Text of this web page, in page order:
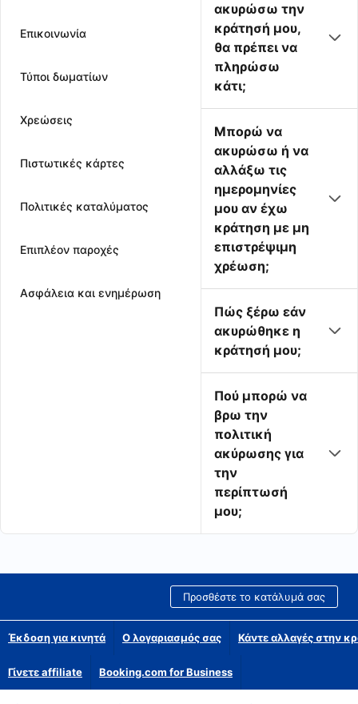
Επικοινωνία
Τύποι δωματίων
Χρεώσεις
Πιστωτικές κάρτες
Πολιτικές καταλύματος
Επιπλέον παροχές
Ασφάλεια και ενημέρωση
ακυρώσω την
κράτησή μου,
θα πρέπει να
πληρώσω
κάτι;
Μπορώ να
ακυρώσω ή να
αλλάξω τις
ημερομηνίες
μου αν έχω
κράτηση με μη
επιστρέψιμη
χρέωση;
Πώς ξέρω εάν
ακυρώθηκε η
κράτησή μου;
Πού μπορώ να
βρω την
πολιτική
ακύρωσης για
την
περίπτωσή
μου;
Προσθέστε το κατάλυμά σας
Έκδοση για κινητά Ο λογαριασμός σας Κάντε αλλαγές στην
Γίνετε affiliate Booking.com for Business